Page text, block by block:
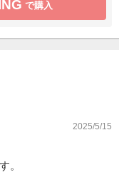
で購入
2025/5/15
。